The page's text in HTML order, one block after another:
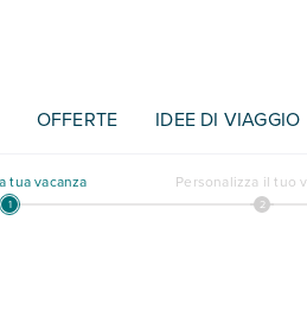
OFFERTE IDEE DI VIAGGIO
tua vacanza Personalizza il tuo